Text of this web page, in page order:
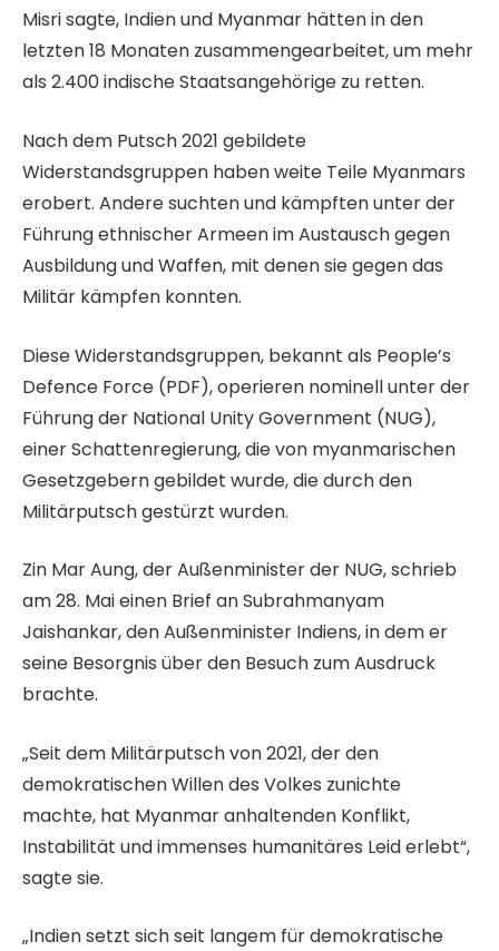
Misri sagte, Indien und Myanmar hätten in den
letzten 18 Monaten zusammengearbeitet, um mehr
als 2.400 indische Staatsangehörige zu retten.
Nach dem Putsch 2021 gebildete
Widerstandsgruppen haben weite Teile Myanmars
erobert. Andere suchten und kämpften unter der
Führung ethnischer Armeen im Austausch gegen
Ausbildung und Waffen, mit denen sie gegen das
Militär kämpfen konnten.
Diese Widerstandsgruppen, bekannt als People’s
Defence Force (PDF), operieren nominell unter der
Führung der National Unity Government (NUG),
einer Schattenregierung, die von myanmarischen
Gesetzgebern gebildet wurde, die durch den
Militärputsch gestürzt wurden.
Zin Mar Aung, der Außenminister der NUG, schrieb
am 28. Mai einen Brief an Subrahmanyam
Jaishankar, den Außenminister Indiens, in dem er
seine Besorgnis über den Besuch zum Ausdruck
brachte.
„Seit dem Militärputsch von 2021, der den
demokratischen Willen des Volkes zunichte
machte, hat Myanmar anhaltenden Konflikt,
Instabilität und immenses humanitäres Leid erlebt“,
sagte sie.
„Indien setzt sich seit langem für demokratische